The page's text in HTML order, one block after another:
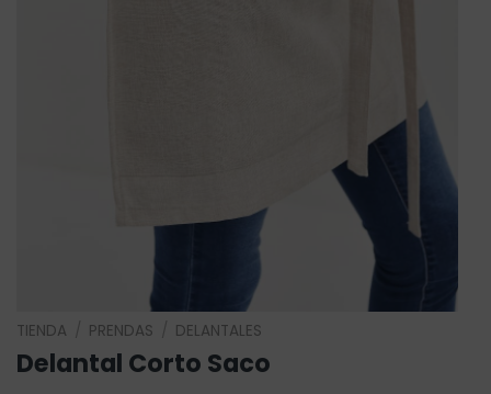
TIENDA PRENDAS DELANTALES
Delantal Corto Saco